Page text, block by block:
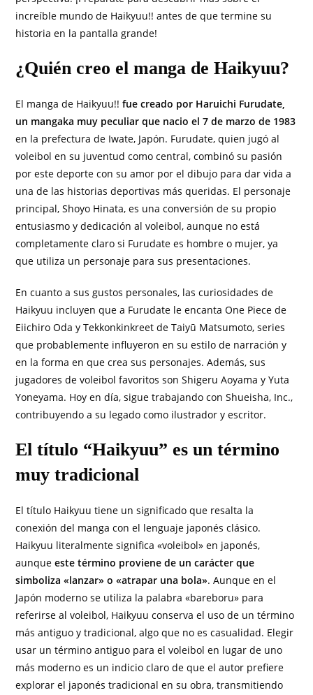
increíble mundo de Haikyuu!! antes de que termine su
historia en la pantalla grande!
¿Quién creo el manga de Haikyuu?
El manga de Haikyuu!!fue creado por Haruichi Furudate,
un mangaka muy peculiar que nacio el 7 de marzo de 1983
en la prefectura de Iwate, Japón. Furudate, quien jugó al
voleibol en su juventud como central, combinó su pasión
por este deporte con su amor por el dibujo para dar vida a
una de las historias deportivas más queridas. El personaje
principal, Shoyo Hinata, es una conversión de su propio
entusiasmo y dedicación al voleibol, aunque no está
completamente claro si Furudate es hombre o mujer, ya
que utiliza un personaje para sus presentaciones.
En cuanto a sus gustos personales, las curiosidades de
Haikyuu incluyen que a Furudate le encanta One Piece de
Eiichiro Oda y Tekkonkinkreet de Taiyū Matsumoto, series
que probablemente influyeron en su estilo de narración y
en la forma en que crea sus personajes. Además, sus
jugadores de voleibol favoritos son Shigeru Aoyama y Yuta
Yoneyama. Hoy en día, sigue trabajando con Shueisha, Inc.,
contribuyendo a su legado como ilustrador y escritor.
El título “Haikyuu” es un término
muy tradicional
El título Haikyuu tiene un significado que resalta la
conexión del manga con el lenguaje japonés clásico.
Haikyuu literalmente significa «voleibol» en japonés,
aunqueeste término proviene de un carácter que
simboliza «lanzar» o «atrapar una bola». Aunque en el
Japón moderno se utiliza la palabra «bareboru» para
referirse al voleibol, Haikyuu conserva el uso de un término
más antiguo y tradicional, algo que no es casualidad. Elegir
usar un término antiguo para el voleibol en lugar de uno
más moderno es un indicio claro de que el autor prefiere
explorar el japonés tradicional en su obra, transmitiendo